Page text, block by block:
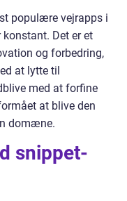
populære vejrapps i
Det er et
og forbedring,
at lytte til
med at forfine
at blive den
domæne.
snippet-